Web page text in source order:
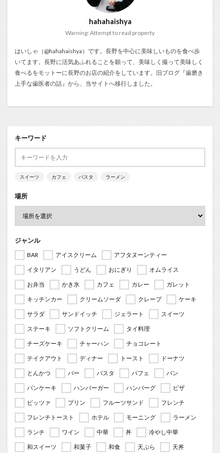
hahahaishya
Warning: Attempt to read property
はいしゃ（@hahahaishya）です。長野を中心に美味しいものを食べ歩
いてます。長野に活気あふれることを願って、美味しく撮って美味しく
食べるをモットーに長野のお店の紹介をしています。旧ブログ『歯磨き
上手な歯医者の話』から、当サイトへ移行しました。
キーワード
スイーツ カフェ パスタ ラーメン
場所
ジャンル
BAR アイスクリーム
アフタヌーンティー
イタリアン
うどん おにぎり
オムライス
お弁当
かき氷 カフェ カレー
ガレット
キッチンカー
クリームソーダ クレープ
ケーキ
サラダ
サンドイッチ ジェラート
スイーツ
ステーキ
ソフトクリーム
タイ料理
チーズケーキ
チャーハン
チョコレート
テイクアウト
ディナー トースト
ドーナツ
とんかつ
バー パスタ パフェ
パン
パンケーキ
ハンバーガー ハンバーグ
ピザ
ピッツァ
プリン フルーツサンド
フレンチ
フレンチトースト
ホテル モーニング
ラーメン
ランチ
ワイン 中華 丼
冷やし中華
和スイーツ
和菓子 和食 天ぷら
天丼